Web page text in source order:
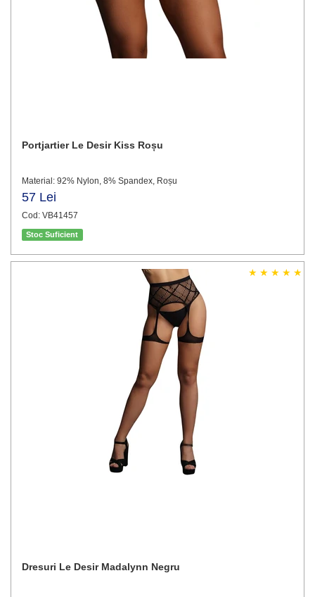
Portjartier Le Desir Kiss Roșu
Material: 92% Nylon, 8% Spandex, Roșu
57 Lei
Cod: VB41457
Stoc Suficient
Dresuri Le Desir Madalynn Negru